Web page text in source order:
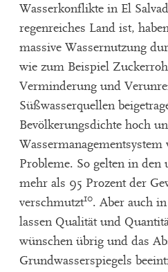
Wasserkonflikte in El
regenreiches Land ist,
massive Wassernutzung
wie zum Beispiel
Verminderung und
Süßwasserquellen
Bevölkerungsdichte hoch
Wassermanagementsystem
Probleme. So gelten in den
mehr als 95 Prozent der
verschmutzt10. Aber auch
lassen Qualität und
wünschen übrig und das
Grundwasserspiegels